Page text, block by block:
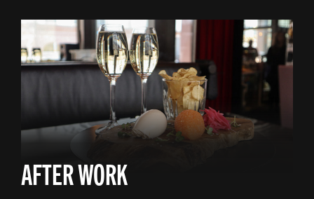
AFTER WORK